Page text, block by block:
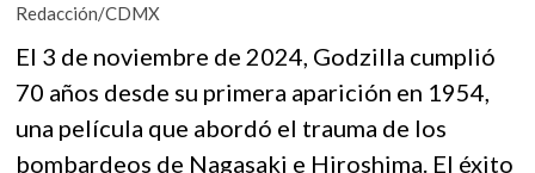
e
b
o
o
itt
er
at
s
A
p
Redacción/CDMX
El 3 de noviembre de 2024, Godzilla cumplió
70 años desde su primera aparición en 1954,
una película que abordó el trauma de los
bombardeos de Nagasaki e Hiroshima. El éxito